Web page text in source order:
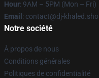
Hour: 9AM – 5PM (Mon – Fri)
Email : contact@dj-
Notre société
À propos de nous
Conditions générales
Politiques de confidentialité